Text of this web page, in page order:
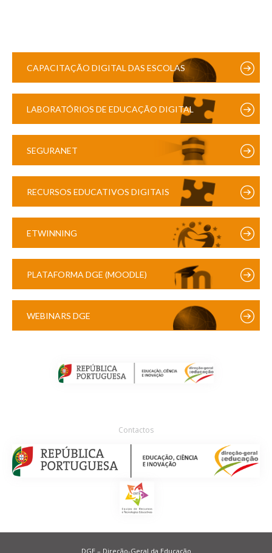
CAPACITAÇÃO DIGITAL DAS ESCOLAS
LABORATÓRIOS DE EDUCAÇÃO DIGITAL
SEGURANET
RECURSOS EDUCATIVOS DIGITAIS
ETWINNING
PLATAFORMA DGE (MOODLE)
WEBINARS DGE
Contactos
DGE – Direção-Geral da Educação